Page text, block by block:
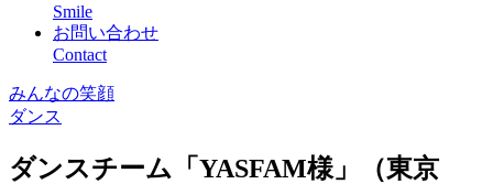
Smile
お問い合わせ
Contact
みんなの笑顔
ダンス
ダンスチーム「YASFAM様」（東京